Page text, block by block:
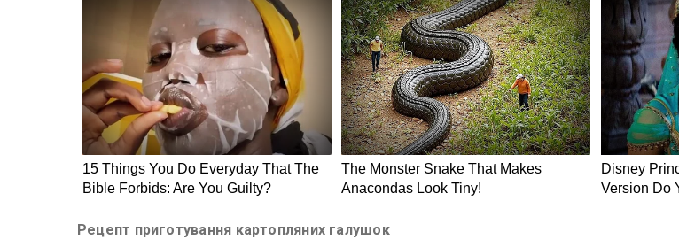
Рецепт приготування картопляних галушок